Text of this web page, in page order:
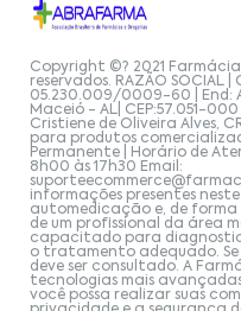
Copyright ©? 2021
reservados. RAZÃO SOCIAL |
05.230.009/0009-60 | End:
Maceió - AL| CEP:57.051-
Cristiene de Oliveira Alves,
para produtos
Permanente | Horário de
8h00 às 17h30 Email:
informações presentes
automedicação e, de forma
de um profissional da área
capacitado para
o tratamento adequado. Se
deve ser consultado. A
tecnologias mais
você possa realizar suas